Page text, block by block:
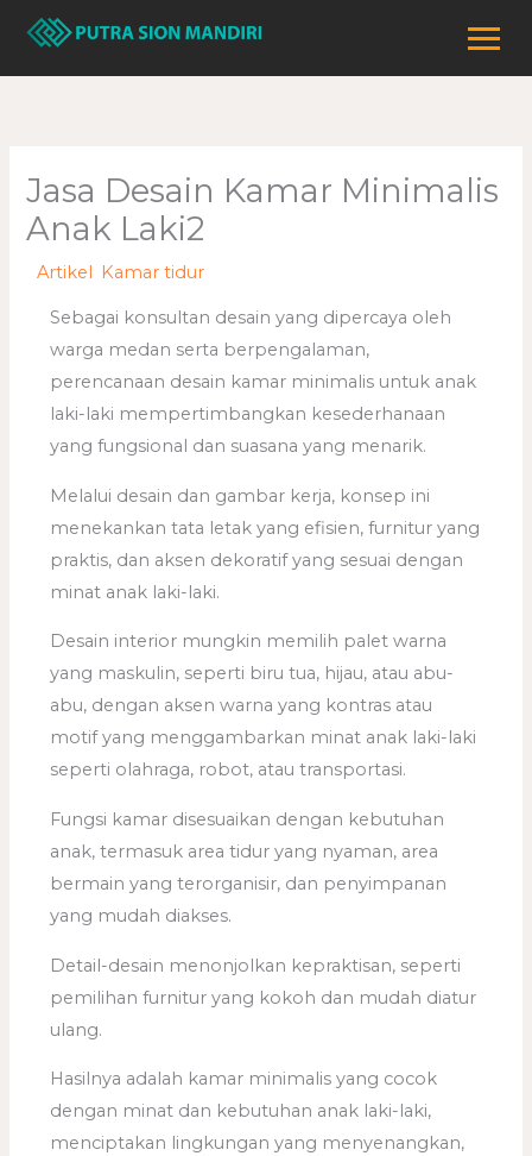
Lewati
konten
Jasa Desain Kamar Minimalis
Anak Laki2
/Artikel Kamar tidur
Sebagai konsultan desain yang dipercaya oleh
warga medan serta berpengalaman,
perencanaan desain kamar minimalis untuk anak
laki-laki mempertimbangkan kesederhanaan
yang fungsional dan suasana yang menarik.
Melalui desain dan gambar kerja, konsep ini
menekankan tata letak yang efisien, furnitur yang
praktis, dan aksen dekoratif yang sesuai dengan
minat anak laki-laki.
Desain interior mungkin memilih palet warna
yang maskulin, seperti biru tua, hijau, atau abu-
abu, dengan aksen warna yang kontras atau
motif yang menggambarkan minat anak laki-laki
seperti olahraga, robot, atau transportasi.
Fungsi kamar disesuaikan dengan kebutuhan
anak, termasuk area tidur yang nyaman, area
bermain yang terorganisir, dan penyimpanan
yang mudah diakses.
Detail-desain menonjolkan kepraktisan, seperti
pemilihan furnitur yang kokoh dan mudah diatur
ulang.
Hasilnya adalah kamar minimalis yang cocok
dengan minat dan kebutuhan anak laki-laki,
menciptakan lingkungan yang menyenangkan,